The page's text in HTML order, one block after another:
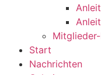
Start
Nachrichten